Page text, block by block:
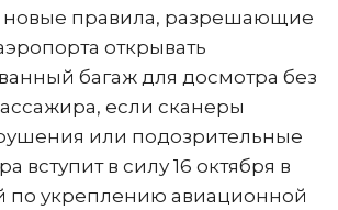
новые правила, разрешающие
открывать
багаж для досмотра без
если сканеры
или подозрительные
вступит в силу 16 октября в
по укреплению авиационной